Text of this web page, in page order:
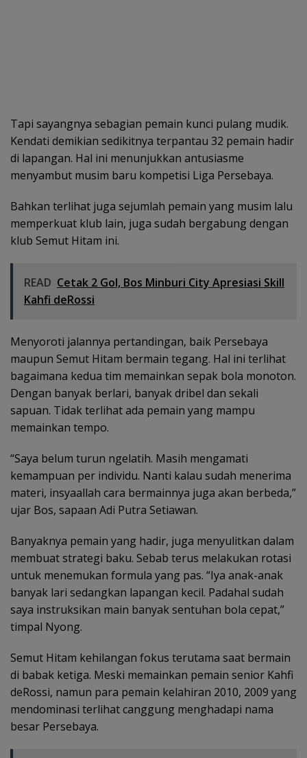
Tapi sayangnya sebagian pemain kunci pulang mudik.
Kendati demikian sedikitnya terpantau 32 pemain hadir
di lapangan. Hal ini menunjukkan antusiasme
menyambut musim baru kompetisi Liga Persebaya.
Bahkan terlihat juga sejumlah pemain yang musim lalu
memperkuat klub lain, juga sudah bergabung dengan
klub Semut Hitam ini.
READ Cetak 2 Gol, Bos Minburi City Apresiasi Skill
Kahfi deRossi
Menyoroti jalannya pertandingan, baik Persebaya
maupun Semut Hitam bermain tegang. Hal ini terlihat
bagaimana kedua tim memainkan sepak bola monoton.
Dengan banyak berlari, banyak dribel dan sekali
sapuan. Tidak terlihat ada pemain yang mampu
memainkan tempo.
“Saya belum turun ngelatih. Masih mengamati
kemampuan per individu. Nanti kalau sudah menerima
materi, insyaallah cara bermainnya juga akan berbeda,”
ujar Bos, sapaan Adi Putra Setiawan.
Banyaknya pemain yang hadir, juga menyulitkan dalam
membuat strategi baku. Sebab terus melakukan rotasi
untuk menemukan formula yang pas. “Iya anak-anak
banyak lari sedangkan lapangan kecil. Padahal sudah
saya instruksikan main banyak sentuhan bola cepat,”
timpal Nyong.
Semut Hitam kehilangan fokus terutama saat bermain
di babak ketiga. Meski memainkan pemain senior Kahfi
deRossi, namun para pemain kelahiran 2010, 2009 yang
mendominasi terlihat canggung menghadapi nama
besar Persebaya.